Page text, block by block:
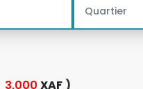
3,000 XAF )